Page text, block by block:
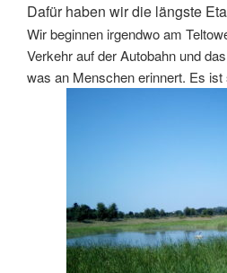
Dafür haben wir die längste
Wir beginnen irgendwo am
Verkehr auf der Autobahn und
was an Menschen erinnert. Es